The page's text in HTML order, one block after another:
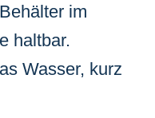
im
haltbar.
Wasser, kurz